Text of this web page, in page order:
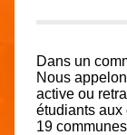
Dans un
Nous
active ou
étudiants aux
19